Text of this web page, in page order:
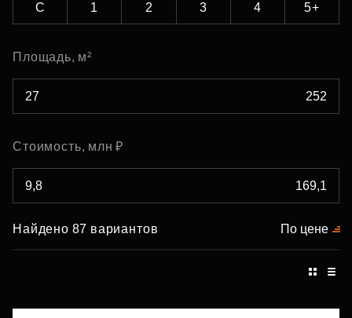
С 1 2 3 4 5+
Площадь, м²
Стоимость, млн ₽
Найдено 87 вариантов По цене